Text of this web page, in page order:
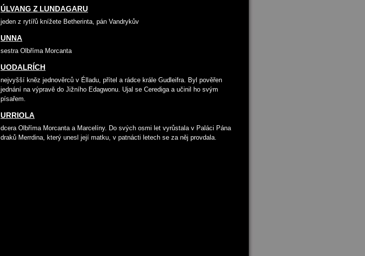
ÚLVANG Z LUNDAGARU
jeden z rytířů knížete Betherinta, pán Vandrykův
UNNA
sestra Olbříma Morcanta
UODALRÍCH
nejvyšší kněz jednověrců v Élladu, přítel a rádce krále Gudleifra. Byl pověřen
jednání na výpravě do Jižního Edagwonu. Ujal se Cerediga a učinil ho svým
písařem.
URRIOLA
dcera Olbříma Morcanta a Marcelíny. Do svých osmi let vyrůstala v Paláci Pána
draků Merrdina, který unesl její matku, v patnácti letech se za něj provdala.